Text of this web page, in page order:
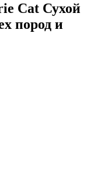
Cat Сухой
пород и